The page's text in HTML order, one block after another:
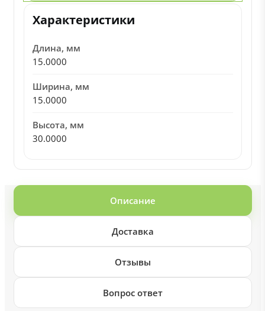
Характеристики
Длина, мм
15.0000
Ширина, мм
15.0000
Высота, мм
30.0000
Описание
Доставка
Отзывы
Вопрос ответ